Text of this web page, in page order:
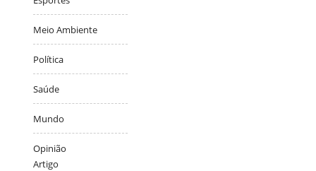
Meio Ambiente
Política
Saúde
Mundo
Opinião
Artigo